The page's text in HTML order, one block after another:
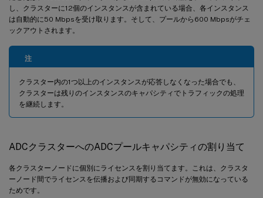
し、クラスターに12個のインスタンスが含まれている場合、各インスタンス
は自動的に50 Mbpsを受け取ります。そして、プールから600 Mbpsがチェ
ックアウトされます。
注
クラスター内の1つ以上のインスタンスが応答しなくなった場合でも、
クラスターは残りのインスタンスのキャパシティでトラフィックの処理
を継続します。
ADCクラスターへのADCプールキャパシティの割り当て
各クラスターノードに個別にライセンスを割り当てます。これは、クラスタ
ーノード間でライセンスを伝播および同期するコマンドが無効になっている
ためです。